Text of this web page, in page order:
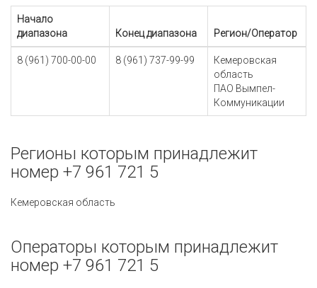
Начало
диапазона
Конец диапазона Регион/Оператор
8 (961) 700-00-00 8 (961) 737-99-99
Кемеровская
область
ПАО Вымпел-
Коммуникации
Регионы которым принадлежит
номер +7 961 721 5
Кемеровская область
Операторы которым принадлежит
номер +7 961 721 5